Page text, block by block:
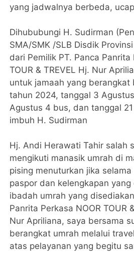
yang jadwalnya berbeda,
Dihububungi H. Sudirman
SMA/SMK /SLB Disdik
dari Pemilik PT. Panca Panrita
TOUR & TREVEL Hj. Nur
untuk jamaah yang berangkat
tahun 2024, tanggal 3
Agustus 4 bus, dan tanggal
imbuh H. Sudirman
Hj. Andi Herawati Tahir salah
mengikuti manasik umrah di
pising menuturkan jika
paspor dan kelengkapan
ibadah umrah yang
Panrita Perkasa NOOR TOUR
Nur Apriliana, saya bersama
berangkat umrah melalui
atas pelayanan yang begitu